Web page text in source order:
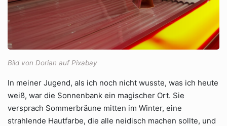
Bild von Dorian auf Pixabay
In meiner Jugend, als ich noch nicht wusste, was ich heute
weiß, war die Sonnenbank ein magischer Ort. Sie
versprach Sommerbräune mitten im Winter, eine
strahlende Hautfarbe, die alle neidisch machen sollte, und